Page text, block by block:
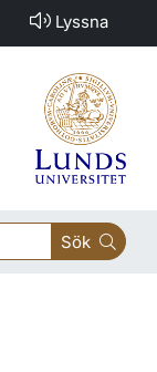
Lyssna
Sök